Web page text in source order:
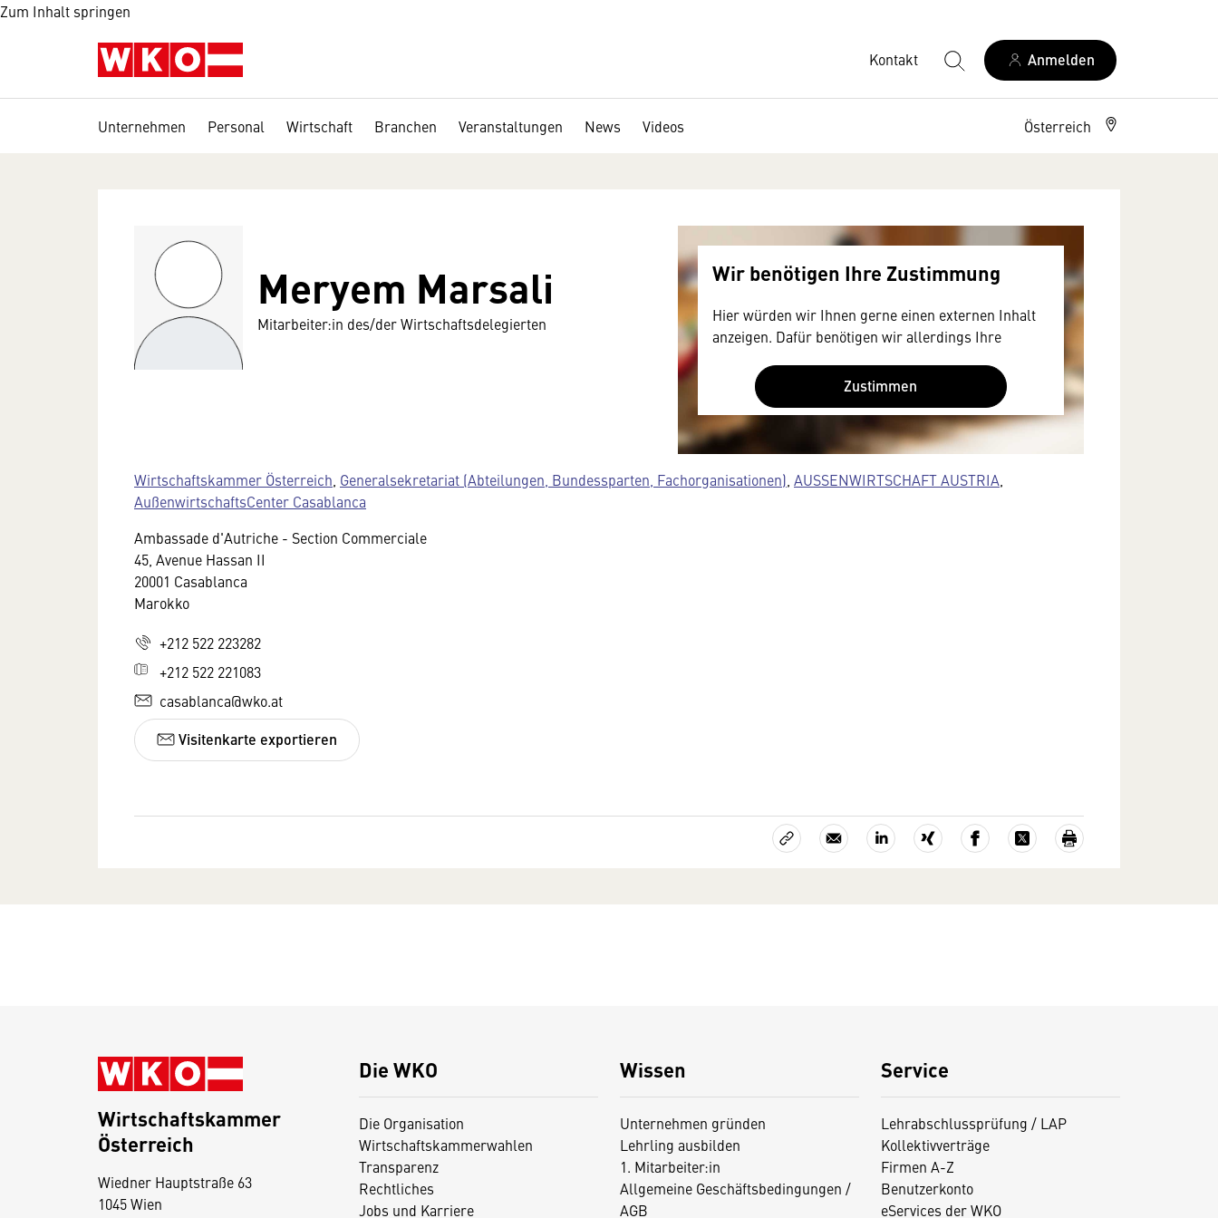
Zum Inhalt springen
Kontakt Anmelden
Unternehmen Personal Wirtschaft Branchen Veranstaltungen News Videos Österreich
Meryem Marsali
Mitarbeiter:in des/der Wirtschaftsdelegierten
Wir benötigen Ihre Zustimmung
Hier würden wir Ihnen gerne einen externen Inhalt
anzeigen. Dafür benötigen wir allerdings Ihre
technische Daten zu Geräten und Nutzerverhalten
mitunter mit US-amerikanischen Anbietern
austauscht.
Diese Daten unterliegen keinem dem EU-
insbesondere kann die US-amerikanische
Zustimmen
Wirtschaftskammer Österreich Generalsekretariat (Abteilungen, Bundessparten, Fachorganisationen) AUSSENWIRTSCHAFT AUSTRIA
AußenwirtschaftsCenter Casablanca
Ambassade d'Autriche - Section Commerciale
45, Avenue Hassan II
20001 Casablanca
Marokko
+212 522 223282
+212 522 221083
casablanca@wko.at
Visitenkarte exportieren
Die WKO
Die Organisation
Wirtschaftskammerwahlen
Transparenz
Rechtliches
Jobs und Karriere
Wissen
Unternehmen gründen
Lehrling ausbilden
1. Mitarbeiter:in
Allgemeine Geschäftsbedingungen /
AGB
Service
Lehrabschlussprüfung / LAP
Kollektivverträge
Firmen A-Z
Benutzerkonto
eServices der WKO
Wirtschaftskammer
Österreich
Wiedner Hauptstraße 63
1045 Wien